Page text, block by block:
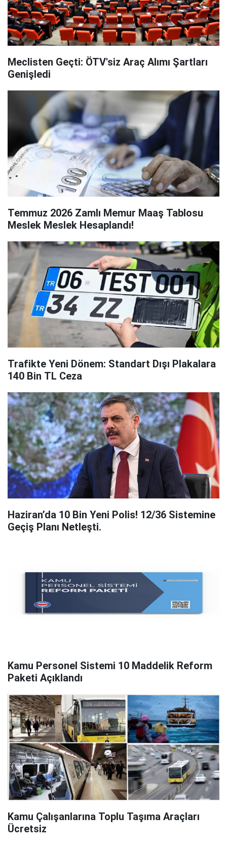
Meclisten Geçti: ÖTV'siz Araç Alımı Şartları
Genişledi
Temmuz 2026 Zamlı Memur Maaş Tablosu
Meslek Meslek Hesaplandı!
Trafikte Yeni Dönem: Standart Dışı Plakalara
140 Bin TL Ceza
Haziran’da 10 Bin Yeni Polis! 12/36 Sistemine
Geçiş Planı Netleşti.
Kamu Personel Sistemi 10 Maddelik Reform
Paketi Açıklandı
Kamu Çalışanlarına Toplu Taşıma Araçları
Ücretsiz